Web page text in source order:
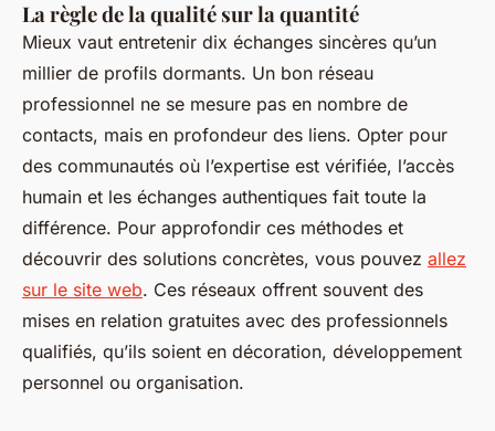
La règle de la qualité sur la quantité
Mieux vaut entretenir dix échanges sincères qu’un
millier de profils dormants. Un bon réseau
professionnel ne se mesure pas en nombre de
contacts, mais en profondeur des liens. Opter pour
des communautés où l’expertise est vérifiée, l’accès
humain et les échanges authentiques fait toute la
différence. Pour approfondir ces méthodes et
découvrir des solutions concrètes, vous pouvez allez
sur le site web. Ces réseaux offrent souvent des
mises en relation gratuites avec des professionnels
qualifiés, qu’ils soient en décoration, développement
personnel ou organisation.